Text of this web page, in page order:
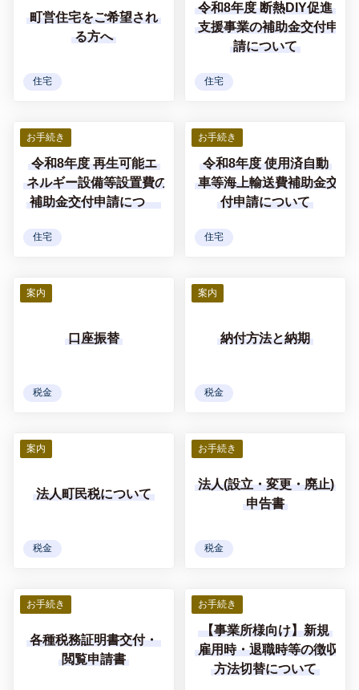
町営住宅をご希望され
る方へ
住宅
令和8年度 断熱DIY促進
支援事業の補助金交付申
請について
住宅
お手続き
令和8年度 再生可能エ
ネルギー設備等設置費の
補助金交付申請につい
住宅
お手続き
令和8年度 使用済自動
車等海上輸送費補助金交
付申請について
住宅
案内
口座振替
税金
案内
納付方法と納期
税金
案内
法人町民税について
税金
お手続き
法人(設立・変更・廃止)
申告書
税金
お手続き
各種税務証明書交付・
閲覧申請書
お手続き
【事業所様向け】新規
雇用時・退職時等の徴収
方法切替について